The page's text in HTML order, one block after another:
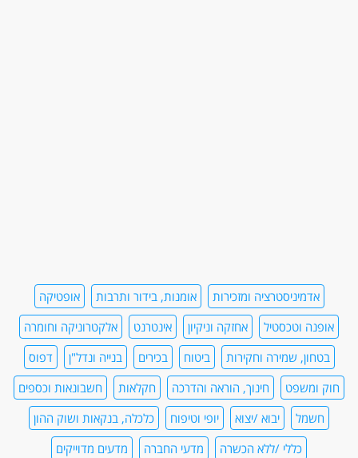
אדמיניסטרציה ומזכירות אומנות, בידור ותרבות
אופטיקה
אופנה וטכסטיל
אחזקה וניקיון אינטרנט
אלקטרוניקה וחומרה
בטחון, שמירה וחקירות
ביטוח בכירים בנייה ונדל"ן
דפוס
חוק ומשפט
חינוך, הוראה והדרכה חקלאות
חשבונאות וכספים
חשמל
יבוא /יצוא יופי וטיפוח
כלכלה, בנקאות ושוק ההון
כללי /ללא הכשרה
מדעי החברה
מדעים מדוייקים